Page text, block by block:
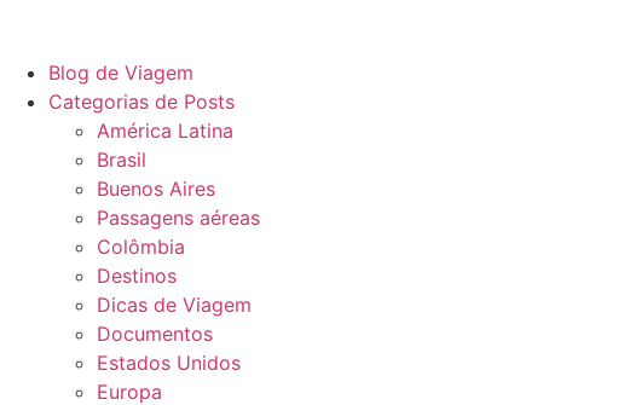
Blog de Viagem
Categorias de Posts
América Latina
Brasil
Buenos Aires
Passagens aéreas
Colômbia
Destinos
Dicas de Viagem
Documentos
Estados Unidos
Europa